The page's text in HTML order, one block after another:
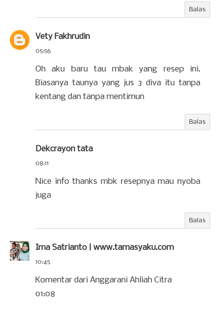
Balas
Vety Fakhrudin
05:56
Oh aku baru tau mbak yang resep ini.
Biasanya taunya yang jus 3 diva itu tanpa
kentang dan tanpa mentimun
Balas
Dekcrayon tata
08:11
Nice info thanks mbk resepnya mau nyoba
juga
Balas
Ima Satrianto | www.tamasyaku.com
10:45
Komentar dari Anggarani Ahliah Citra
01:08